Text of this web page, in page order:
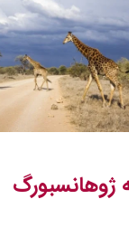
ژوهانسبورگ